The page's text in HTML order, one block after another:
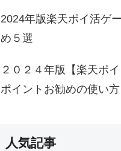
2024年版楽天ポイ活ゲ
め５選
２０２４年版【楽天ポ
ポイントお勧めの使い
人気記事